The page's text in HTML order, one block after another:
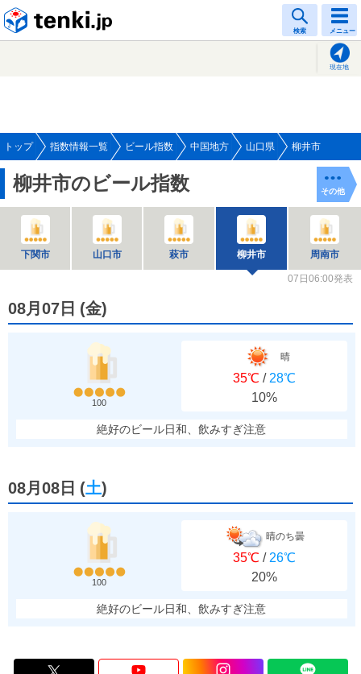
検索 メニュー
現在地
トップ 指数情報一覧 ビール指数 中国地方 山口県 柳井市
柳井市のビール指数
下関市 山口市 萩市 柳井市 周南市
その他
07日06:00発表
08月07日 (金)
100
晴
35℃ / 28℃
10%
絶好のビール日和、飲みすぎ注意
08月08日 (土)
100
晴のち曇
35℃ / 26℃
20%
絶好のビール日和、飲みすぎ注意